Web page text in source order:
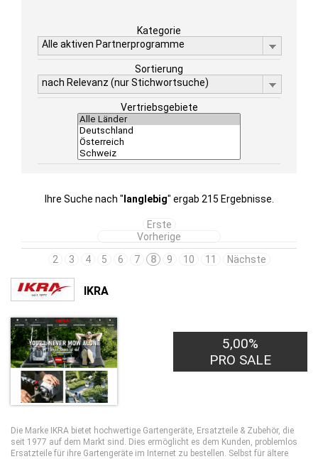
Kategorie
Alle aktiven Partnerprogramme
Sortierung
nach Relevanz (nur Stichwortsuche)
Vertriebsgebiete
Ihre Suche nach " langlebig" ergab 215 Ergebnisse.
Erste
Vorherige
2
3 4 5 6 7 8 9 10 11 Nächste
IKRA
5,00%
PRO SALE
Die Marke IKRA bietet hochwertige Gartengeräte, Ersatzteile & Zubehör, die
seit 1977 auf dem Markt sind. Dies ermöglicht es dem Kunden, problemlos
Ersatzteile für ihre Gartengeräte im Internet zu bestellen. Selbst für ältere